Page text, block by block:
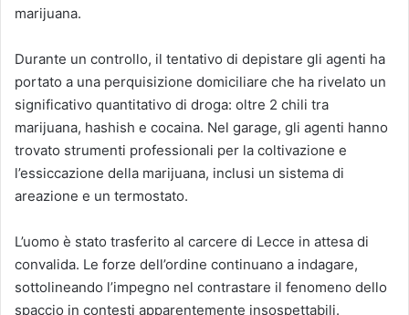
marijuana.
Durante un controllo, il tentativo di depistare gli agenti ha
portato a una perquisizione domiciliare che ha rivelato un
significativo quantitativo di droga: oltre 2 chili tra
marijuana, hashish e cocaina. Nel garage, gli agenti hanno
trovato strumenti professionali per la coltivazione e
l’essiccazione della marijuana, inclusi un sistema di
areazione e un termostato.
L’uomo è stato trasferito al carcere di Lecce in attesa di
convalida. Le forze dell’ordine continuano a indagare,
sottolineando l’impegno nel contrastare il fenomeno dello
spaccio in contesti apparentemente insospettabili.